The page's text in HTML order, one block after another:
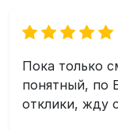
Пока только
понятный, по
отклики, жду